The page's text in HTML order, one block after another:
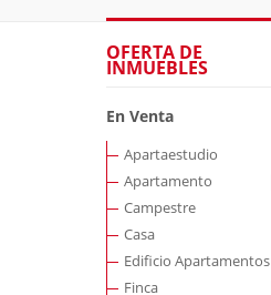
OFERTA DE
INMUEBLES
En Venta
Apartaestudio
Apartamento
Campestre
Casa
Edificio Apartamentos
Finca